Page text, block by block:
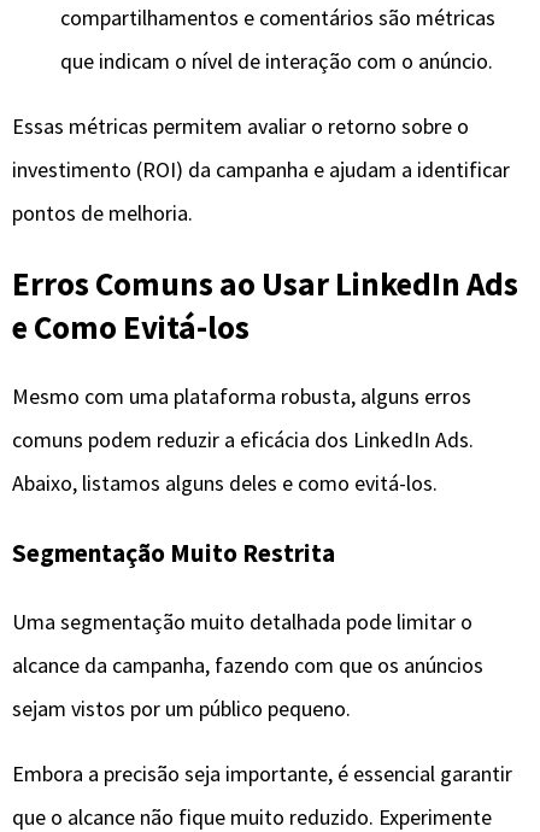
compartilhamentos e comentários são métricas
que indicam o nível de interação com o anúncio.
Essas métricas permitem avaliar o retorno sobre o
investimento (ROI) da campanha e ajudam a identificar
pontos de melhoria.
Erros Comuns ao Usar LinkedIn Ads
e Como Evitá-los
Mesmo com uma plataforma robusta, alguns erros
comuns podem reduzir a eficácia dos LinkedIn Ads.
Abaixo, listamos alguns deles e como evitá-los.
Segmentação Muito Restrita
Uma segmentação muito detalhada pode limitar o
alcance da campanha, fazendo com que os anúncios
sejam vistos por um público pequeno.
Embora a precisão seja importante, é essencial garantir
que o alcance não fique muito reduzido. Experimente